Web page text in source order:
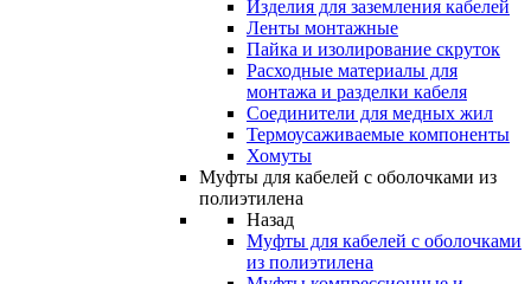
Изделия для заземления кабелей
Ленты монтажные
Пайка и изолирование скруток
Расходные материалы для
монтажа и разделки кабеля
Соединители для медных жил
Термоусаживаемые компоненты
Хомуты
Муфты для кабелей с оболочками из
полиэтилена
Назад
Муфты для кабелей с оболочками
из полиэтилена